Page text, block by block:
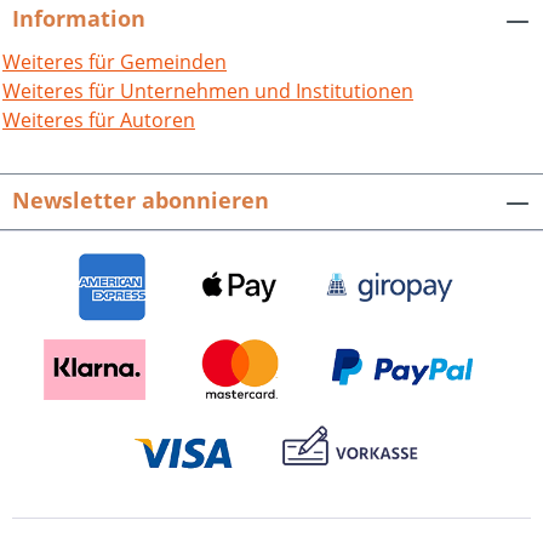
Schlosses, das 1945 zerstört und in
langwieriger Arbeit wiederaufgebaut
wurde, lebendig werden.
Veröffentlichungen der Historischen
392 S. mit 313, z.T. farbigen Abb., fester
Einband. 2003. ISBN 978-3-89735-263-6.
EUR 19,90 Presseinformation als pdf-
Datei zum Download Buch-Cover als tif-
Datei zum Download
Information
Weiteres für Gemeinden
Weiteres für Unternehmen und Institutionen
Weiteres für Autoren
Newsletter abonnieren